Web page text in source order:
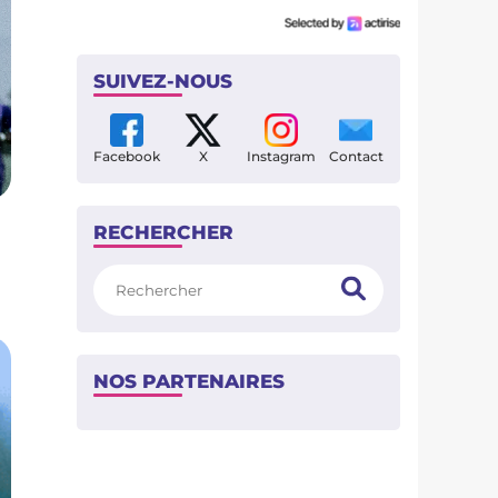
SUIVEZ-NOUS
Facebook X Instagram Contact
RECHERCHER
NOS PARTENAIRES